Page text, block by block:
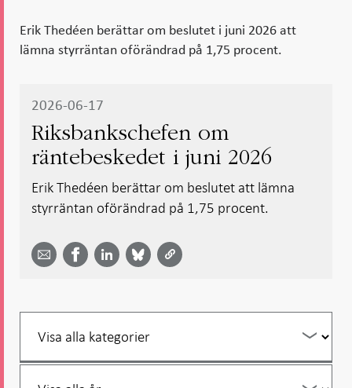
Erik Thedéen berättar om beslutet i juni 2026 att
lämna styrräntan oförändrad på 1,75 procent.
2026-06-17
Riksbankschefen om
räntebeskedet i juni 2026
Erik Thedéen berättar om beslutet att lämna
styrräntan oförändrad på 1,75 procent.
email -
Dela på
FacebookLinkedIn
-
på
Bluesky
på
Twitter
Filtrera
Filtrera